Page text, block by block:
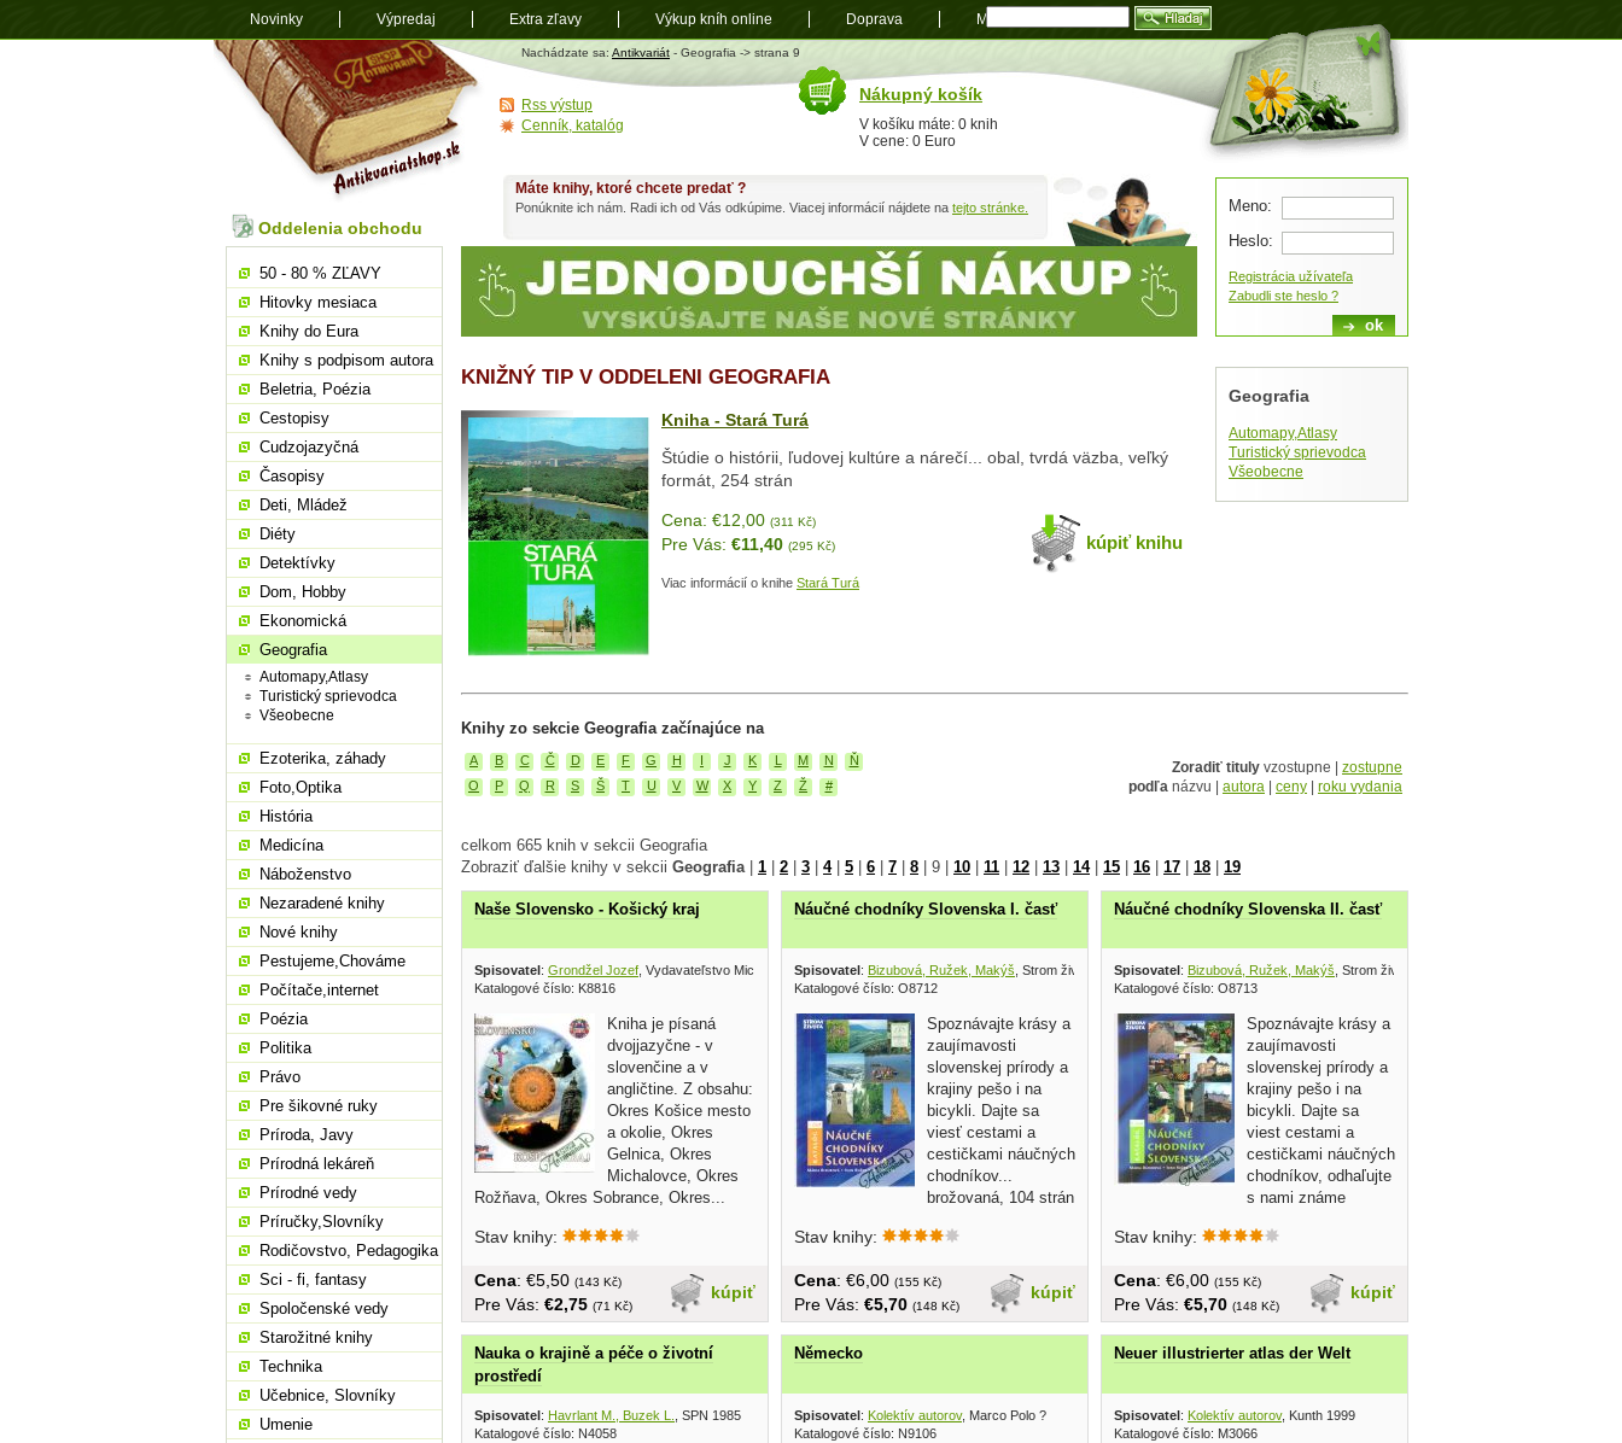
Antikvariát
shop.sk
Nachádzate sa: Antikvariát - Geografia -> strana 9
KNIŽNÝ TIP V ODDELENI GEOGRAFIA
Kniha - Stará Turá
Štúdie o histórii, ľudovej kultúre a nárečí... obal, tvrdá väzba, veľký
formát, 254 strán
kúpiť knihu
Cena: €12,00 (311 Kč)
Pre Vás: €11,40 (295 Kč)
Viac informácií o knihe Stará Turá
Geografia
Automapy,Atlasy
Turistický sprievodca
Všeobecne
Knihy zo sekcie Geografia začínajúce na
A B C Č D E F G H I J K L M N
Ň
O
P Q R S Š T U V W X Y Z Ž #
Zoradiť tituly vzostupne | zostupne
podľa názvu | autora | ceny | roku vydania
celkom 665 knih v sekcii Geografia
Zobraziť ďalšie knihy v sekcii Geografia 1 2 3 4| 5 6 7 8 9 10 11 12 13 14| 15 16 17 18 19
Naše Slovensko - Košický kraj
Spisovatel : Grondžel Jozef, Vydavateľstvo Michala Vaška 2000
Katalogové číslo: K8816
Kniha je písaná
dvojjazyčne - v
slovenčine a v
angličtine. Z obsahu:
Okres Košice mesto
a okolie, Okres
Gelnica, Okres
Michalovce, Okres
Rožňava, Okres Sobrance, Okres...
Stav knihy:
kúpiť
Cena: €5,50 (143 Kč)
Pre Vás: €2,75 (71 Kč)
Náučné chodníky Slovenska I. časť
Spisovatel : Bizubová, Ružek, Makýš, Strom života 1998
Katalogové číslo: O8712
Spoznávajte krásy a
zaujímavosti
slovenskej prírody a
krajiny pešo i na
bicykli. Dajte sa
viesť cestami a
cestičkami náučných
chodníkov...
brožovaná, 104 strán
Stav knihy:
kúpiť
Cena: €6,00 (155 Kč)
Pre Vás: €5,70 (148 Kč)
Náučné chodníky Slovenska II. časť
Spisovatel : Bizubová, Ružek, Makýš, Strom života 2001
Katalogové číslo: O8713
Spoznávajte krásy a
zaujímavosti
slovenskej prírody a
krajiny pešo i na
bicykli. Dajte sa
viest cestami a
cestičkami náučných
chodníkov, odhaľujte
s nami známe
Stav knihy:
kúpiť
Cena: €6,00 (155 Kč)
Pre Vás: €5,70 (148 Kč)
Nauka o krajině a péče o životní
prostředí
Spisovatel: Havrlant M., Buzek L.
, SPN 1985
Katalogové číslo: N4058
Německo
Spisovatel: Kolektív autorov, Marco Polo ?
Katalogové číslo: N9106
Neuer illustrierter atlas der Welt
Spisovatel: Kolektív autorov, Kunth 1999
Katalogové číslo: M3066
Máte knihy, ktoré chcete predať ?
Ponúknite ich nám. Radi ich od Vás odkúpime. Viacej informácií nájdete na tejto stránke.
Oddelenia obchodu
50 - 80 % ZĽAVY
Hitovky mesiaca
Knihy do Eura
Knihy s podpisom autora
Beletria, Poézia
Cestopisy
Cudzojazyčná
Časopisy
Deti, Mládež
Diéty
Detektívky
Dom, Hobby
Ekonomická
Geografia
Automapy,Atlasy
Turistický sprievodca
Všeobecne
Ezoterika, záhady
Foto,Optika
História
Medicína
Náboženstvo
Nezaradené knihy
Nové knihy
Pestujeme,Chováme
Počítače,internet
Poézia
Politika
Právo
Pre šikovné ruky
Príroda, Javy
Prírodná lekáreň
Prírodné vedy
Príručky,Slovníky
Rodičovstvo, Pedagogika
Sci - fi, fantasy
Spoločenské vedy
Starožitné knihy
Technika
Učebnice, Slovníky
Umenie
Meno:
Heslo:
Registrácia užívateľa
Zabudli ste heslo ?
Nákupný košík
V košíku máte: 0 knih
V cene: 0 Euro
Rss výstup
Cenník, katalóg
Novinky Výpredaj Extra zľavy Výkup kníh online Doprava Mapa